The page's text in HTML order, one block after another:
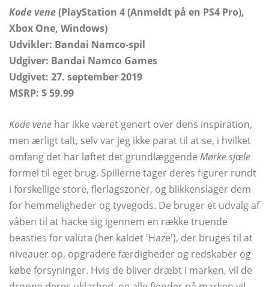
Kode vene(PlayStation 4 (Anmeldt på en PS4 Pro),
Xbox One, Windows)
Udvikler: Bandai Namco-spil
Udgiver: Bandai Namco Games
Udgivet: 27. september 2019
MSRP: $ 59.99
Kode vene har ikke været genert over dens inspiration,
men ærligt talt, selv var jeg ikke parat til at se, i hvilket
omfang det har løftet det grundlæggende Mørke sjæle
formel til eget brug. Spillerne tager deres figurer rundt
i forskellige store, flerlagszoner, og blikkenslager dem
for hemmeligheder og tyvegods. De bruger et udvalg af
våben til at hacke sig igennem en række truende
beasties for valuta (her kaldet 'Haze'), der bruges til at
niveauer op, opgradere færdigheder og redskaber og
købe forsyninger. Hvis de bliver dræbt i marken, vil de